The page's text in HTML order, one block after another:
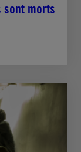
sont morts